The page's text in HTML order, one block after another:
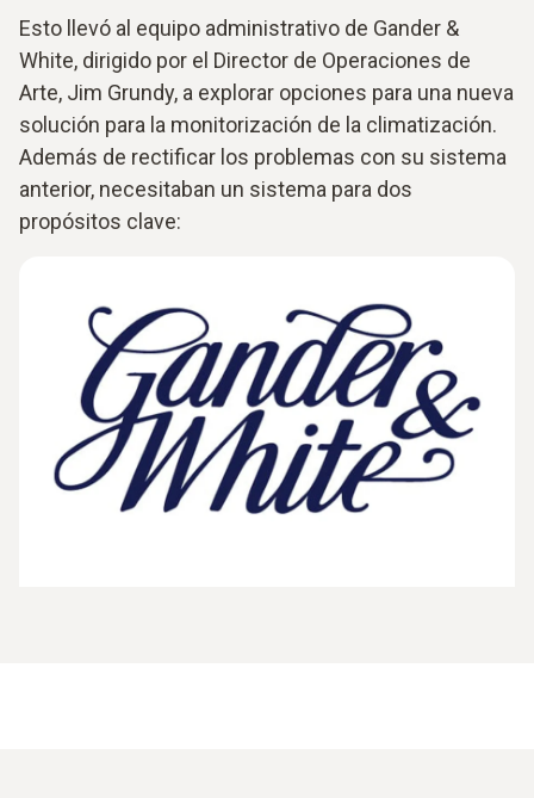
Esto llevó al equipo administrativo de Gander &
White, dirigido por el Director de Operaciones de
Arte, Jim Grundy, a explorar opciones para una nueva
solución para la monitorización de la climatización.
Además de rectificar los problemas con su sistema
anterior, necesitaban un sistema para dos
propósitos clave: